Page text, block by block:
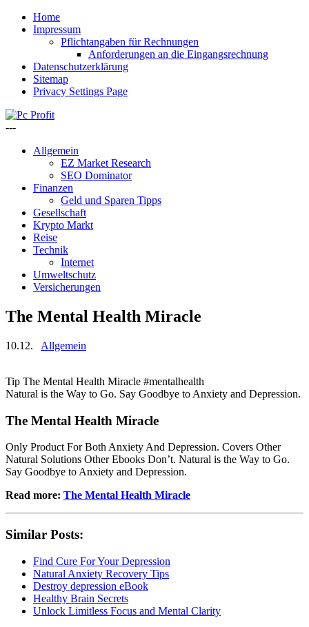
Home
Impressum
Pflichtangaben für Rechnungen
Anforderungen an die Eingangsrechnung
Datenschutzerklärung
Sitemap
Privacy Settings Page
---
Allgemein
EZ Market Research
SEO Dominator
Finanzen
Geld und Sparen Tipps
Gesellschaft
Krypto Markt
Reise
Technik
Internet
Umweltschutz
Versicherungen
The Mental Health Miracle
10.12. Allgemein
Tip The Mental Health Miracle #mentalhealth
Natural is the Way to Go. Say Goodbye to Anxiety and Depression.
The Mental Health Miracle
Only Product For Both Anxiety And Depression. Covers Other
Natural Solutions Other Ebooks Don’t. Natural is the Way to Go.
Say Goodbye to Anxiety and Depression.
Read more: The Mental Health Miracle
Similar Posts:
Find Cure For Your Depression
Natural Anxiety Recovery Tips
Destroy depression eBook
Healthy Brain Secrets
Unlock Limitless Focus and Mental Clarity